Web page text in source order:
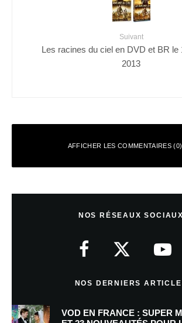
Suivant
Les racines du ciel en DVD et BR le
2013
AFFICHER LES COMMENTAIRES (0)
NOS RÉSEAUX SOCIAUX
NOS DERNIERS
VOD EN FRANCE : SUPER